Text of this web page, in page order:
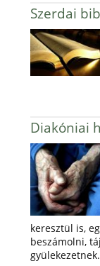
Szerdai
Diakóniai
keresztül is,
beszámolni,